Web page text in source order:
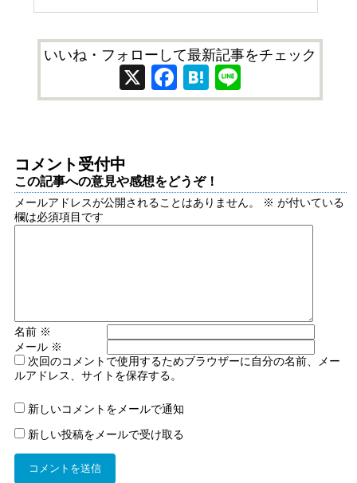
いいね・フォローして最新記事をチェック
X Facebook
Hatena
コメント受付中
この記事への意見や感想をどうぞ！
メールアドレスが公開されることはありません。 ※ が付いている
欄は必須項目です
名前 ※
メール ※
次回のコメントで使用するためブラウザーに自分の名前、メー
ルアドレス、サイトを保存する。
新しいコメントをメールで通知
新しい投稿をメールで受け取る